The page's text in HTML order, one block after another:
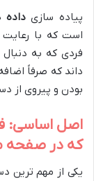
پیاده سازیداده
است که با رعایت
فردی که به دنبال
داند که صرفاً
بودن و پیروی از
اصل اساسی:
که در صفحه
یکی از مهم ترین